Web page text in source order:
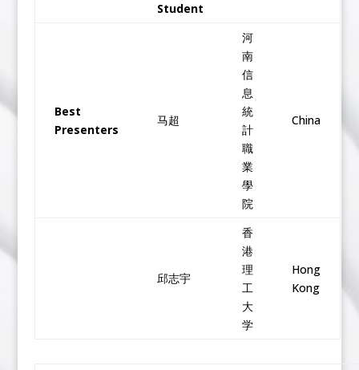
Student
Best
Presenters
马超
河
南
信
息
統
計
職
業
學
院
China
邱志宇
香
港
理
工
大
学
Hong
Kong